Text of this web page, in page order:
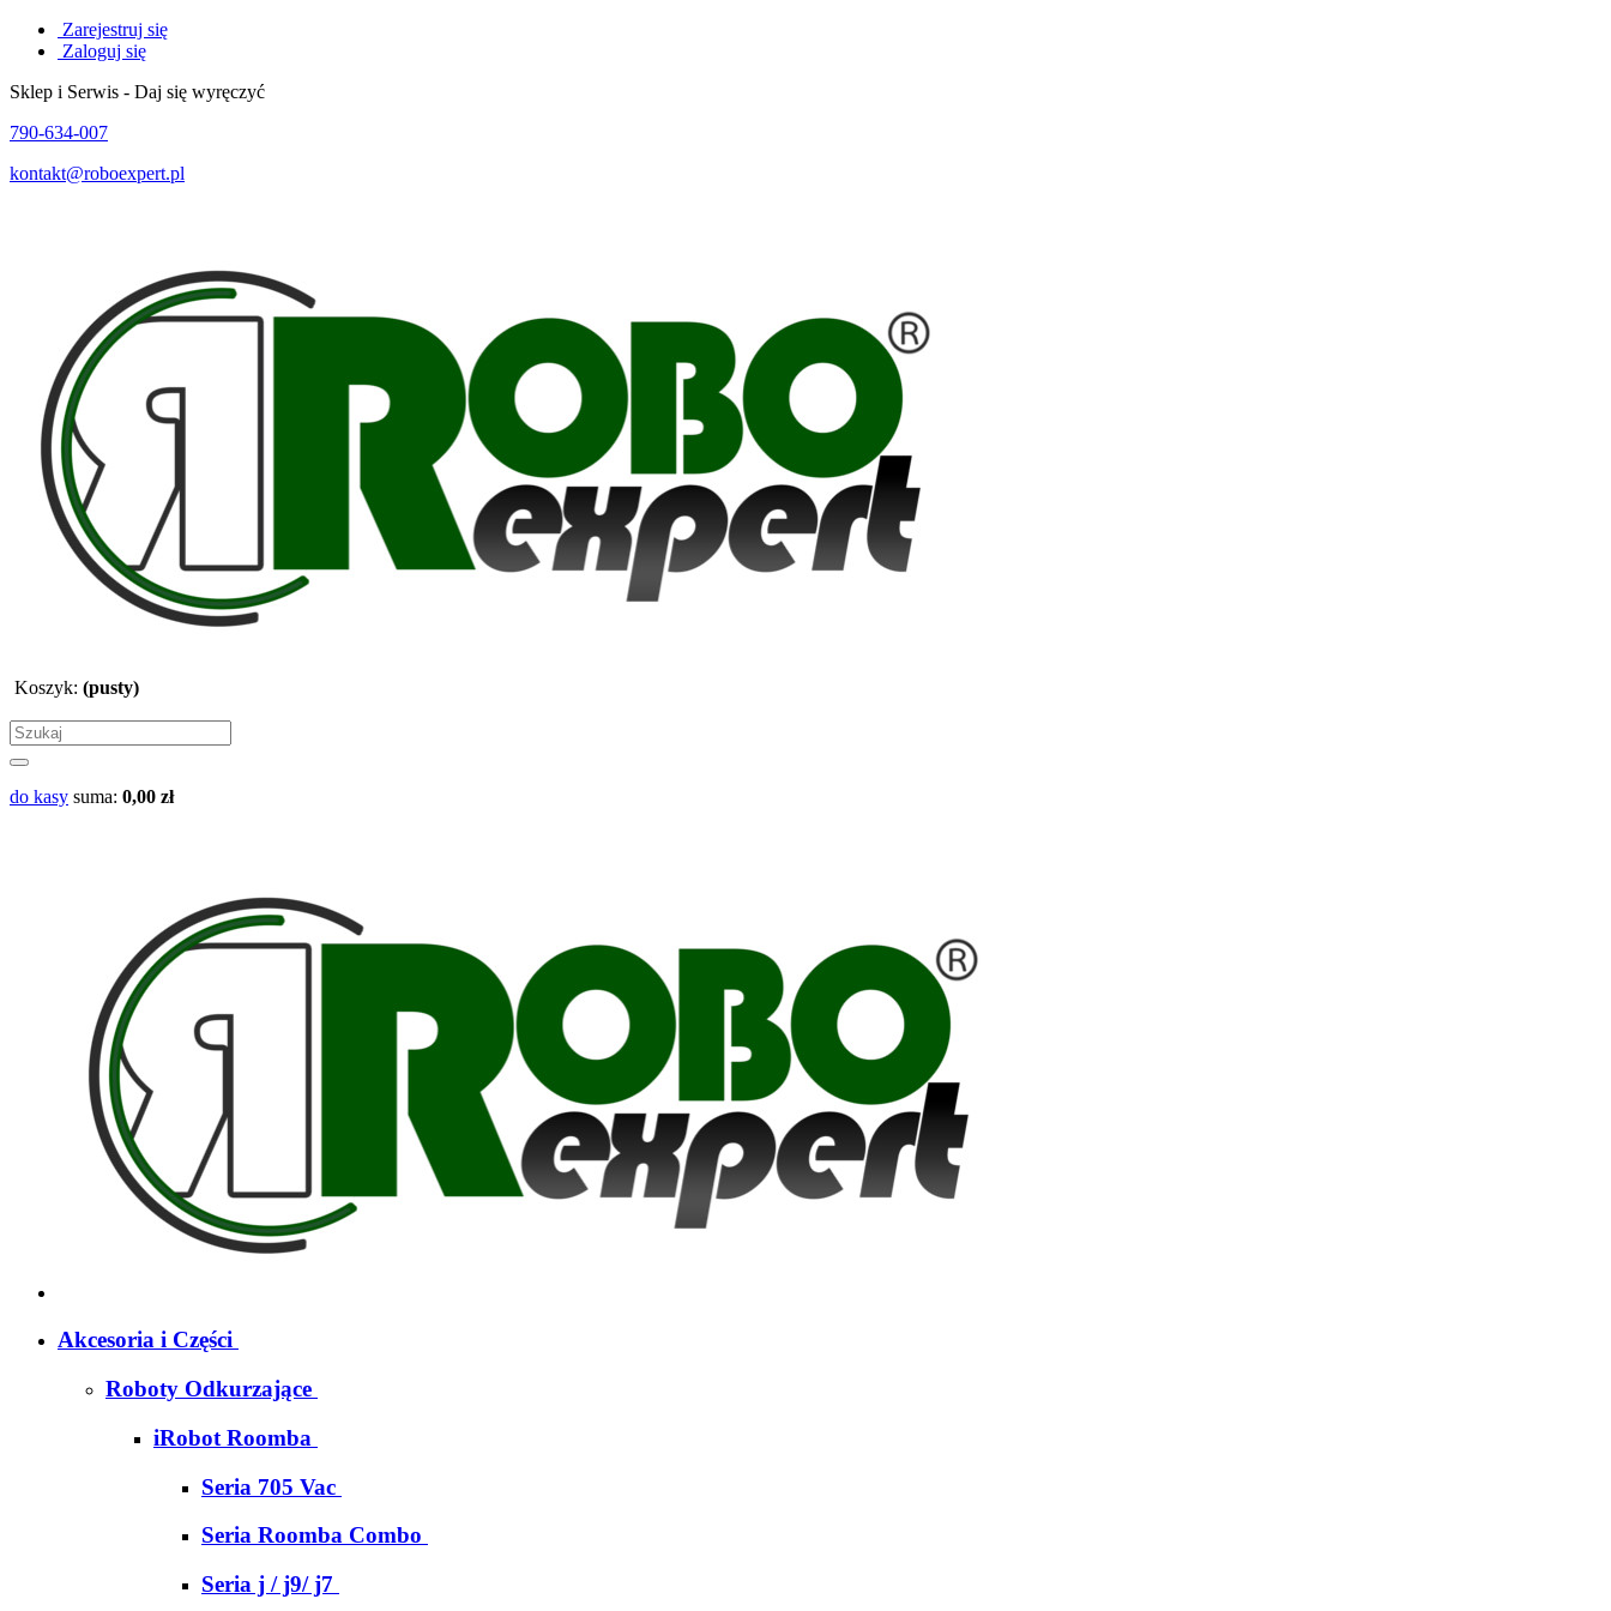
Zarejestruj się
Zaloguj się
Sklep i Serwis - Daj się wyręczyć
790-634-007
kontakt@roboexpert.pl
Koszyk: (pusty)
do kasy suma: 0,00 zł
Akcesoria i Części
Roboty Odkurzające
iRobot Roomba
Seria 705 Vac
Seria Roomba Combo
Seria j / j9/ j7